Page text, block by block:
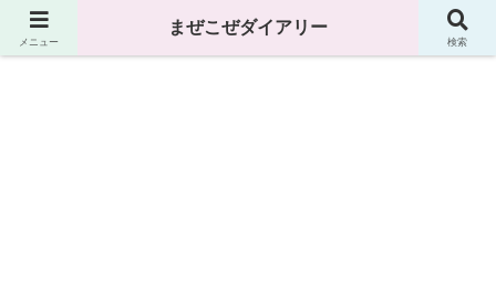
まぜこぜダイアリー
メニュー
まぜこぜダイアリー
検索